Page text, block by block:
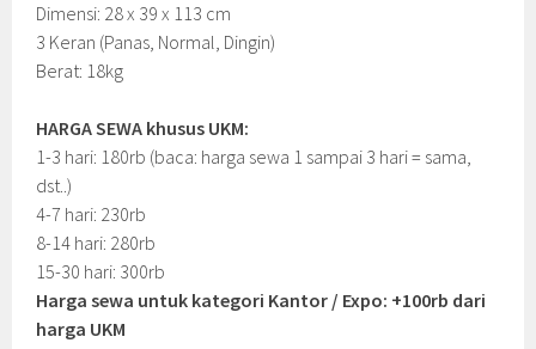
Dimensi: 28 x 39 x 113 cm
3 Keran (Panas, Normal, Dingin)
Berat: 18kg
HARGA SEWA khusus UKM:
1-3 hari: 180rb (baca: harga sewa 1 sampai 3 hari = sama,
dst..)
4-7 hari: 230rb
8-14 hari: 280rb
15-30 hari: 300rb
Harga sewa untuk kategori Kantor / Expo: +100rb dari
harga UKM